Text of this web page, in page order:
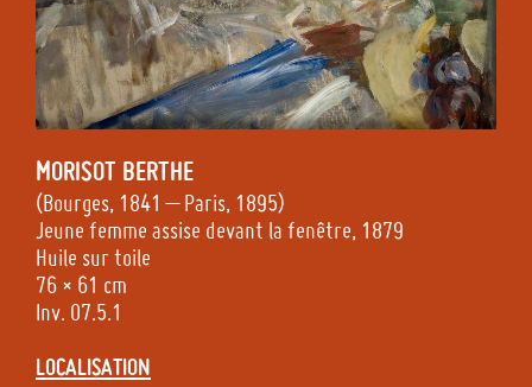
MORISOT BERTHE
(Bourges, 1841 – Paris, 1895)
Jeune femme assise devant la fenêtre, 1879
Huile sur toile
76 × 61 cm
Inv. 07.5.1
LOCALISATION